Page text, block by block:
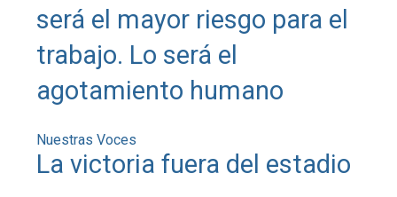
será el mayor riesgo para el
trabajo. Lo será el
agotamiento humano
Nuestras Voces
La victoria fuera del estadio